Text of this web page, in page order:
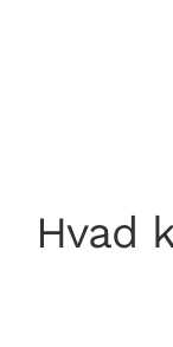
Hvad